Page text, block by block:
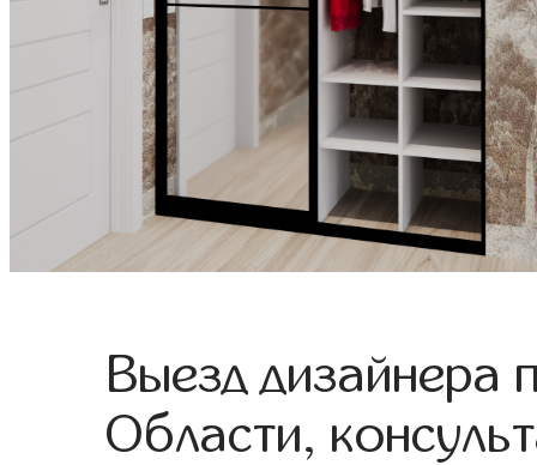
Выезд дизайнера
Области,